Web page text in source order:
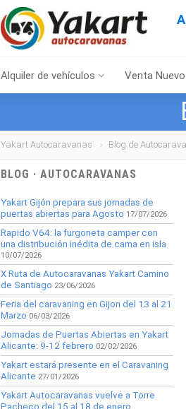
Alquiler de vehículos Venta Nuevo
Yakart Autocaravanas Blog de
BLOG · AUTOCARAVANAS
Yakart Gijón prepara sus jornadas de
puertas abiertas para Agosto 17/07/2026
Rapido V64: la furgoneta camper con
una distribución inédita de cama en isla
10/07/2026
X Ruta de Autocaravanas Yakart Camino
de Santiago 23/06/2026
Feria del caravaning en Gijon del 13 al 21
Marzo 06/03/2026
Jornadas de Puertas Abiertas en Yakart
Alicante: 9-12 febrero 02/02/2026
Yakart estará presente en el Caravaning
Alicante 27/01/2026
Yakart Autocaravanas vuelve a Torre
Pacheco del 15 al 18 de enero